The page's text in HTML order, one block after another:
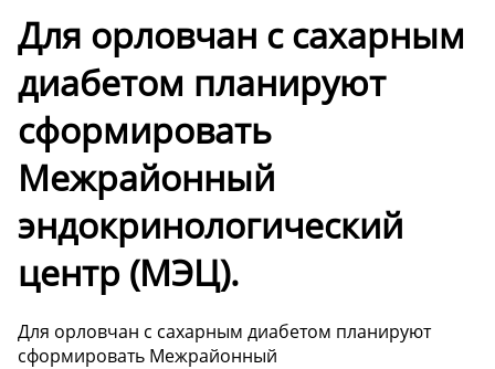
Для орловчан с сахарным
диабетом планируют
сформировать
Межрайонный
эндокринологический
центр (МЭЦ).
Для орловчан с сахарным диабетом планируют
сформировать Межрайонный